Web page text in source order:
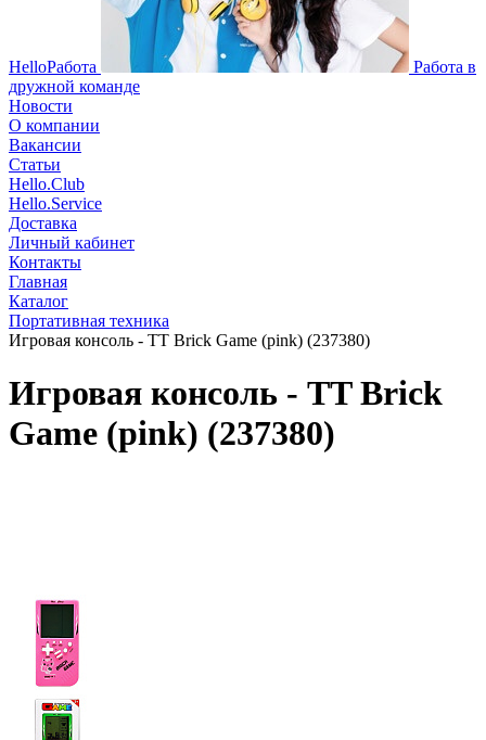
HelloРабота
Работа в
дружной команде
Новости
О компании
Вакансии
Статьи
Hello.Club
Hello.Service
Доставка
Личный кабинет
Контакты
Главная
Каталог
Портативная техника
Игровая консоль - TT Brick Game (pink) (237380)
Игровая консоль - TT Brick
Game (pink) (237380)